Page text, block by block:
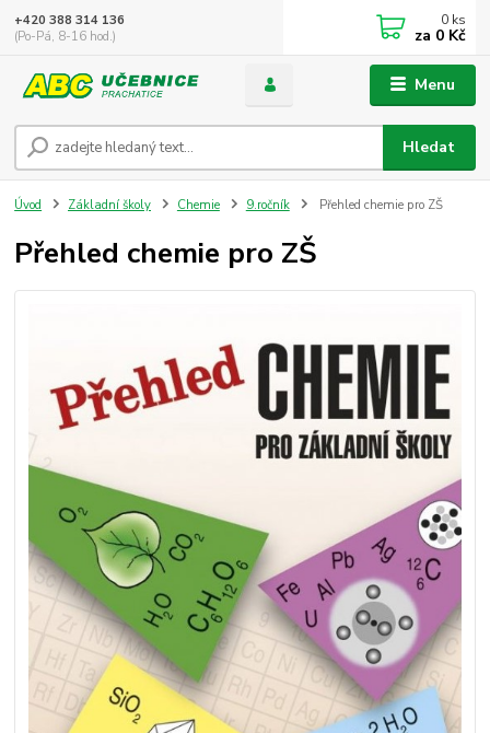
Menu
Hledat
+420 388 314 136
(Po-Pá, 8-16 hod.)
0 ks
za 0 Kč
Úvod Základní školy Chemie 9.ročník Přehled chemie pro ZŠ
Přehled chemie pro ZŠ